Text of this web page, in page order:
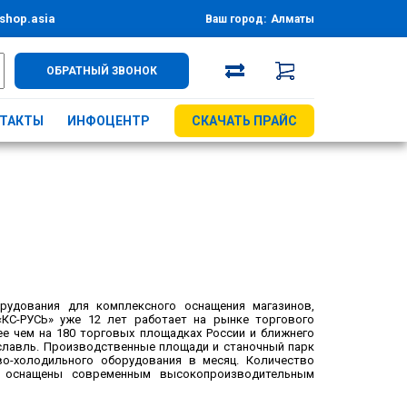
Ваш город: Алматы
ОБРАТНЫЙ ЗВОНОК
ИНФОЦЕНТР СКАЧАТЬ ПРАЙС
для комплексного оснащения магазинов,
РУСЬ» уже 12 лет работает на рынке торгового
чем на 180 торговых площадках России и ближнего
Производственные площади и станочный парк
холодильного оборудования в месяц. Количество
современным высокопроизводительным